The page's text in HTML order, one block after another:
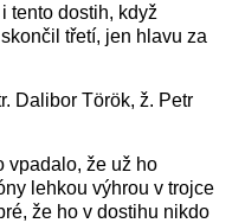
tento dostih, když
třetí, jen hlavu za
Dalibor Török, ž. Petr
vpadalo, že už ho
lehkou výhrou v trojce
že ho v dostihu nikdo